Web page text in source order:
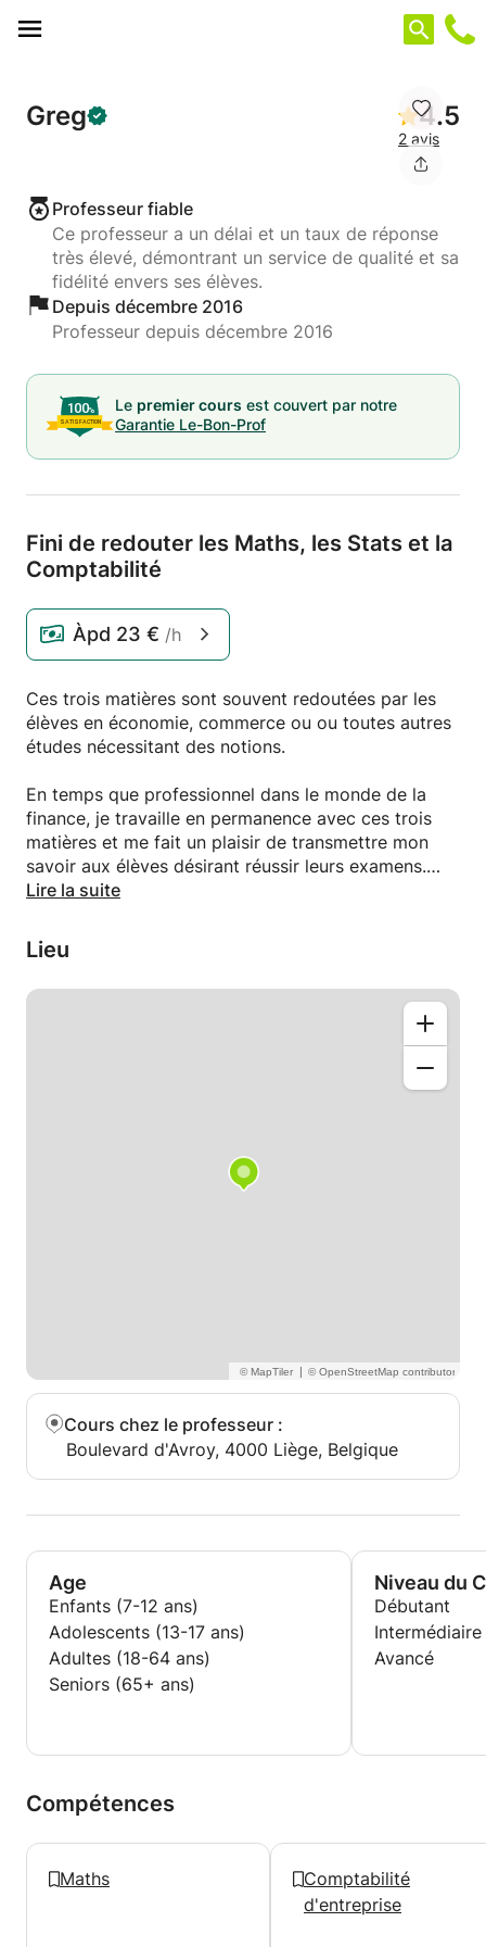
Greg 4.5
2 avis
Professeur fiable
Ce professeur a un délai et un taux de réponse
très élevé, démontrant un service de qualité et sa
fidélité envers ses élèves.
Depuis décembre 2016
Professeur depuis décembre 2016
Le premier cours est couvert par notre
Garantie Le-Bon-Prof
Fini de redouter les Maths, les Stats et la
Comptabilité
Àpd 23 € /h
Ces trois matières sont souvent redoutées par les
élèves en économie, commerce ou ou toutes autres
études nécessitant des notions.
En temps que professionnel dans le monde de la
finance, je travaille en permanence avec ces trois
matières et me fait un plaisir de transmettre mon
savoir aux élèves désirant réussir leurs examens.
exemples concrêts en lien avec vos passions et
intérêts. Ainsi, un sportif fera des stats parlant de
son sport alors qu'une accro du shopping aura des
Les résulats suivent d'eux-même.
Lire la suite
Lieu
|
Cours chez le professeur :
Boulevard d'Avroy, 4000 Liège, Belgique
Age
Enfants (7-12 ans)
Adolescents (13-17 ans)
Adultes (18-64 ans)
Seniors (65+ ans)
Niveau du
Débutant
Intermédiaire
Avancé
Compétences
Maths
Comptabilité
d'entreprise